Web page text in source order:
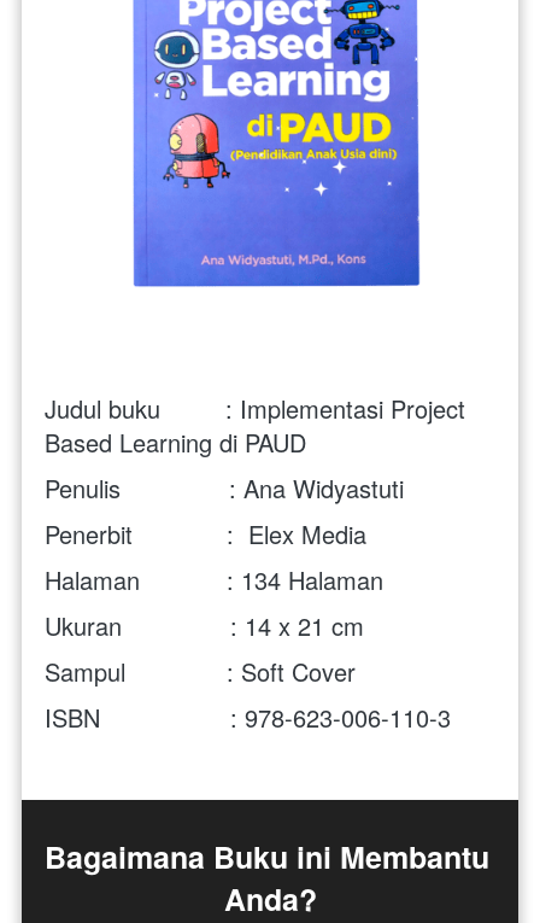
Judul buku         : Implementasi Project
Based Learning di PAUD
Penulis               : Ana Widyastuti
Penerbit             :  Elex Media
Halaman            : 134 Halaman
Ukuran               : 14 x 21 cm
Sampul              : Soft Cover
ISBN                  : 978-623-006-110-3
Bagaimana Buku ini Membantu
Anda?